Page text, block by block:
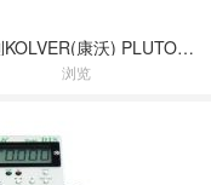
意大利KOLVER(康沃) PLUTO系列电动扭力螺丝刀
浏览